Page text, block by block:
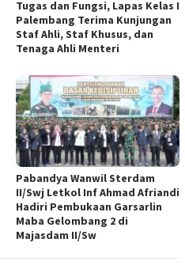
Tugas dan Fungsi, Lapas Kelas I
Palembang Terima Kunjungan
Staf Ahli, Staf Khusus, dan
Tenaga Ahli Menteri
Pabandya Wanwil Sterdam
II/Swj Letkol Inf Ahmad Afriandi
Hadiri Pembukaan Garsarlin
Maba Gelombang 2 di
Majasdam II/Sw